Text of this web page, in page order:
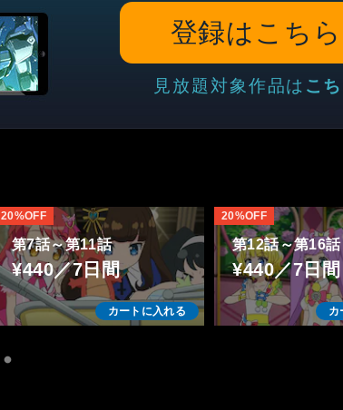
登録はこちら
見放題対象作品は こち
第7話～第11話
¥440／7日間
カートに入れる
20%OFF
第12話～第16話
¥440／7日間
カ
20%OFF